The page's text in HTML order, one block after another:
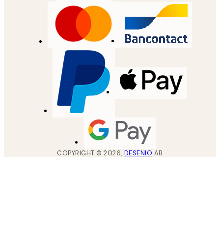
COPYRIGHT ©2026, DESENIO AB